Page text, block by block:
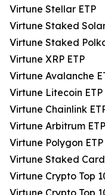
Virtune Stellar ETP
Virtune Staked
Virtune Staked
Virtune XRP ETP
Virtune Avalanche
Virtune Litecoin ETP
Virtune Chainlink
Virtune Arbitrum ETP
Virtune Polygon ETP
Virtune Staked
Virtune Crypto Top
Virtune Crypto Top